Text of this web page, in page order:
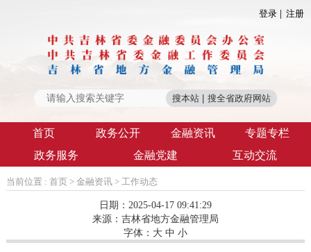
登录 注册
首页 政务公开 金融资讯
专题专栏
政务服务
金融党建 互动交流
当前位置 : 首页 > 金融资讯> 工作动态
日期：2025-04-17 09:41:29
来源： 吉林省地方金融管理局
字体： 大 中 小